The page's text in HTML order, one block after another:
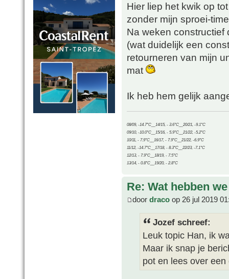
Hier liep het kwik op
zonder mijn sproei-
Na weken constructief
(wat duidelijk een
retourneren van mijn
mat
Ik heb hem gelijk
08/09, -14.7°C__14/15, - 3.6°C__20/21, -9.1°C
09/10, -10.0°C__15/16, - 5.9°C__21/22, -5.2°C
10/11, - 7.9°C__16/17, - 7.9°C__21/22, -6.9°C
11/12, -14.7°C__17/18, - 8.3°C__22/23, -7.1°C
12/13, - 7.9°C__18/19, - 7.5°C
13/14, - 0.8°C__19/20, - 2.8°C
Re: Wat hebben
door draco op 26 jul 2019
Jozef schreef:
Leuk topic Han, ik
Maar ik snap je
pot en lees over